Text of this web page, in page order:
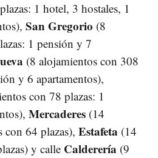
1 hotel, 3 hostales, 1
San Gregorio (8
1 pensión y 7
(8 alojamientos con 308
y 6 apartamentos),
con 78 plazas: 1
Mercaderes (14
con 64 plazas), Estafeta (14
y calle Calderería (9